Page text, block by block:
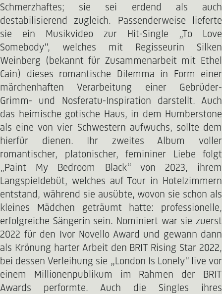
Schmerzhaftes; sie sei erdend als auch
destabilisierend zugleich. Passenderweise lieferte
sie ein Musikvideo zur Hit-Single „To Love
Somebody“, welches mit Regisseurin Silken
Weinberg (bekannt für Zusammenarbeit mit Ethel
Cain) dieses romantische Dilemma in Form einer
märchenhaften Verarbeitung einer Gebrüder-
Grimm- und Nosferatu-Inspiration darstellt. Auch
das heimische gotische Haus, in dem Humberstone
als eine von vier Schwestern aufwuchs, sollte dem
hierfür dienen. Ihr zweites Album voller
romantischer, platonischer, femininer Liebe folgt
„Paint My Bedroom Black“ von 2023, ihrem
Langspieldebüt, welches auf Tour in Hotelzimmern
entstand, während sie ausübte, wovon sie schon als
kleines Mädchen geträumt hatte: professionelle,
erfolgreiche Sängerin sein. Nominiert war sie zuerst
2022 für den Ivor Novello Award und gewann dann
als Krönung harter Arbeit den BRIT Rising Star 2022,
bei dessen Verleihung sie „London Is Lonely“ live vor
einem Millionenpublikum im Rahmen der BRIT
Awards performte. Auch die Singles ihres